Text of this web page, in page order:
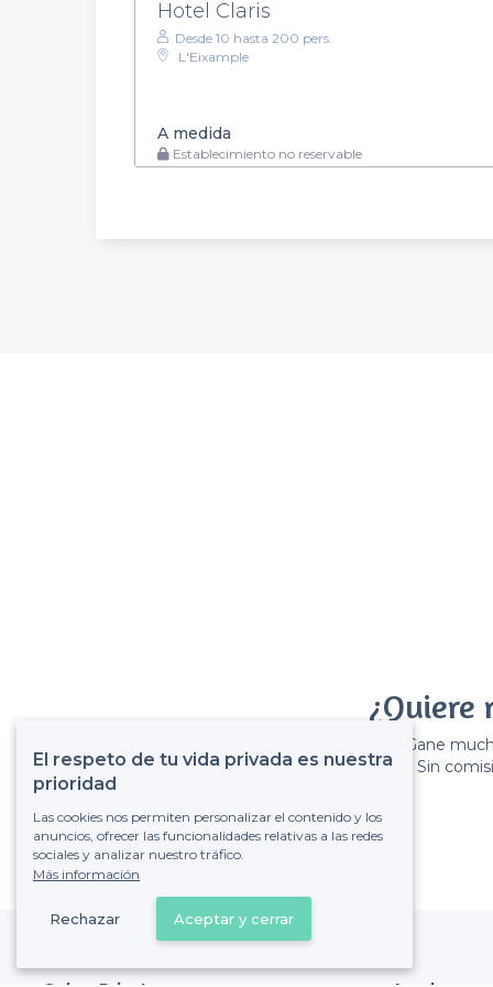
Hotel Claris
Desde 10 hasta 200 pers.
L'Eixample
A medida
Establecimiento no reservable
¿Quiere
Gane
Sin
El respeto de tu vida privada es nuestra
prioridad
Las cookies nos permiten personalizar el contenido y los
anuncios, ofrecer las funcionalidades relativas a las redes
sociales y analizar nuestro tráfico.
Más información
Rechazar Aceptar y cerrar